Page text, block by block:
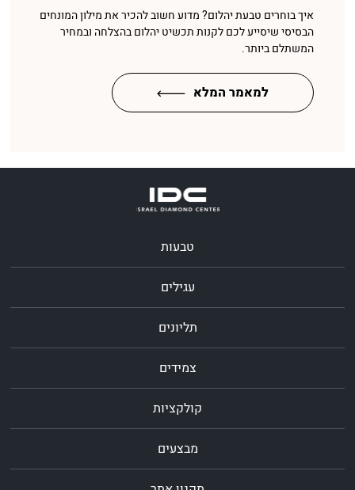
איך בוחרים טבעת יהלום? מדוע חשוב להכיר את מילון המונחים
הבסיסי שיסייע לכם לקנות תכשיט יהלום בהצלחה ובמחיר
המשתלם ביותר.
למאמר המלא
טבעות
עגילים
תליונים
צמידים
קולקציות
מבצעים